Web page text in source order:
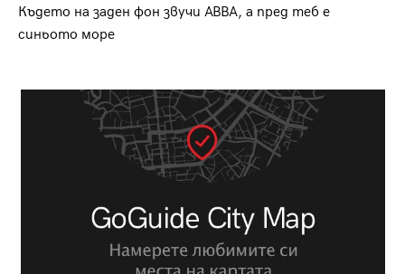
Където на заден фон звучи ABBA, а пред теб е
синьото море